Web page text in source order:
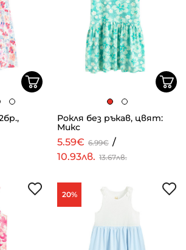
Рокля без ръкав, цвят:
Микс
5.59€ 6.99€ /
10.93лв. 13.67лв.
20%